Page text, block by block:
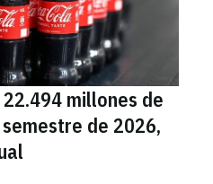
millones de
de 2026,